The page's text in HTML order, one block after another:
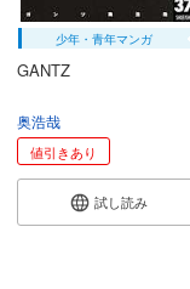
少年・青年マンガ
GANTZ
奥浩哉
値引きあり
試し読み